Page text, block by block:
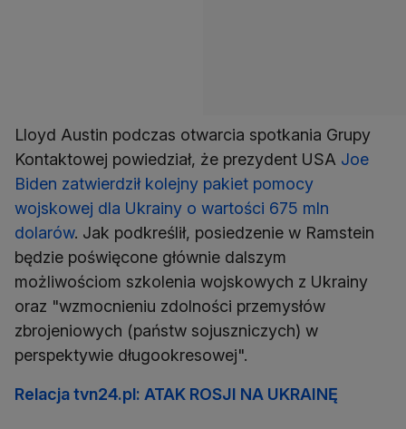
Lloyd Austin podczas otwarcia spotkania Grupy
Kontaktowej powiedział, że prezydent USA Joe
Biden zatwierdził kolejny pakiet pomocy
wojskowej dla Ukrainy o wartości 675 mln
dolarów. Jak podkreślił, posiedzenie w Ramstein
będzie poświęcone głównie dalszym
możliwościom szkolenia wojskowych z Ukrainy
oraz "wzmocnieniu zdolności przemysłów
zbrojeniowych (państw sojuszniczych) w
perspektywie długookresowej".
Relacja tvn24.pl: ATAK ROSJI NA UKRAINĘ